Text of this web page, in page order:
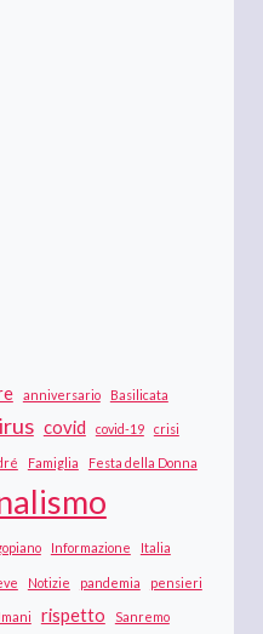
anniversario Basilicata
covid covid-19 crisi
Famiglia Festa della Donna
Informazione Italia
Notizie pandemia pensieri
rispetto Sanremo